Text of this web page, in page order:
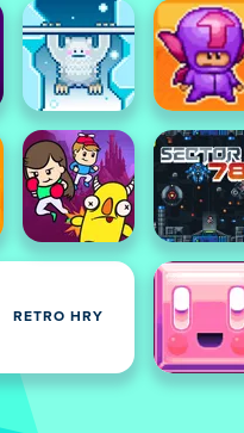
RETRO HRY